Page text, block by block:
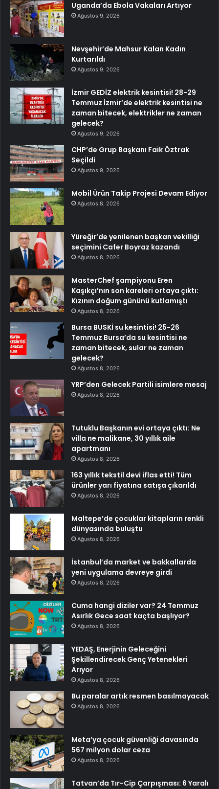
Uganda’da Ebola Vakaları Artıyor
Ağustos 9, 2026
Nevşehir’de Mahsur Kalan Kadın
Kurtarıldı
Ağustos 9, 2026
İzmir GEDİZ elektrik kesintisi! 28-29
Temmuz İzmir’de elektrik kesintisi ne
zaman bitecek, elektrikler ne zaman
gelecek?
Ağustos 9, 2026
CHP’de Grup Başkanı Faik Öztrak
Seçildi
Ağustos 9, 2026
Mobil Ürün Takip Projesi Devam Ediyor
Ağustos 8, 2026
Yüreğir’de yenilenen başkan vekilliği
seçimini Cafer Boyraz kazandı
Ağustos 8, 2026
MasterChef şampiyonu Eren
Kaşıkçı’nın son kareleri ortaya çıktı:
Kızının doğum gününü kutlamıştı
Ağustos 8, 2026
Bursa BUSKİ su kesintisi! 25-26
Temmuz Bursa’da su kesintisi ne
zaman bitecek, sular ne zaman
gelecek?
Ağustos 8, 2026
YRP’den Gelecek Partili isimlere mesaj
Ağustos 8, 2026
Tutuklu Başkanın evi ortaya çıktı: Ne
villa ne malikane, 30 yıllık aile
apartmanı
Ağustos 8, 2026
163 yıllık tekstil devi iflas etti! Tüm
ürünler yarı fiyatına satışa çıkarıldı
Ağustos 8, 2026
Maltepe’de çocuklar kitapların renkli
dünyasında buluştu
Ağustos 8, 2026
İstanbul’da market ve bakkallarda
yeni uygulama devreye girdi
Ağustos 8, 2026
Cuma hangi diziler var? 24 Temmuz
Asırlık Gece saat kaçta başlıyor?
Ağustos 8, 2026
YEDAŞ, Enerjinin Geleceğini
Şekillendirecek Genç Yetenekleri
Arıyor
Ağustos 8, 2026
Bu paralar artık resmen basılmayacak
Ağustos 8, 2026
Meta’ya çocuk güvenliği davasında
567 milyon dolar ceza
Ağustos 8, 2026
Tatvan’da Tır-Cip Çarpışması: 6 Yaralı